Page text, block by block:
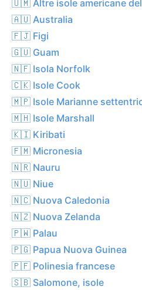
🇺🇲 Altre isole americane
🇦🇺 Australia
🇫🇯 Figi
🇬🇺 Guam
🇳🇫 Isola Norfolk
🇨🇰 Isole Cook
🇲🇵 Isole Marianne
🇲🇭 Isole Marshall
🇰🇮 Kiribati
🇫🇲 Micronesia
🇳🇷 Nauru
🇳🇺 Niue
🇳🇨 Nuova Caledonia
🇳🇿 Nuova Zelanda
🇵🇼 Palau
🇵🇬 Papua Nuova Guinea
🇵🇫 Polinesia francese
🇸🇧 Salomone, isole